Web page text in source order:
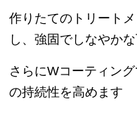
作りたてのトリート
し、強固でしなやか
さらにWコーティン
の持続性を高めます